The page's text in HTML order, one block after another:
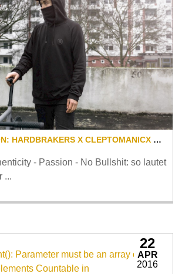
KOOPERATION: HARDBRAKERS X CLEPTOMANICX MIT NEUER RADBEKLEIDUNG
- Passion - No Bullshit: so lautet
...
Parameter must be an array or an
Countable in
22
APR
2016